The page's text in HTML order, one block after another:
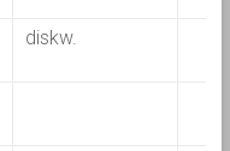
diskw.